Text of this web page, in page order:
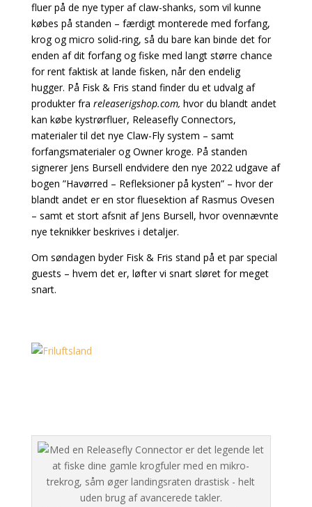
fluer på de nye typer af claw-shanks, som vil kunne
købes på standen – færdigt monterede med forfang,
krog og micro solid-ring, så du bare kan binde det for
enden af dit forfang og fiske med langt større chance
for rent faktisk at lande fisken, når den endelig
hugger. På Fisk & Fris stand finder du et udvalg af
produkter fra releaserigshop.com, hvor du blandt andet
kan købe kystrørfluer, Releasefly Connectors,
materialer til det nye Claw-Fly system – samt
forfangsmaterialer og Owner kroge. På standen
signerer Jens Bursell endvidere den nye 2022 udgave af
bogen ”Havørred – Refleksioner på kysten” – hvor der
blandt andet er en stor fluesektion af Rasmus Ovesen
– samt et stort afsnit af Jens Bursell, hvor ovennævnte
nye teknikker beskrives i detaljer.
Om søndagen byder Fisk & Fris stand på et par special
guests – hvem det er, løfter vi snart sløret for meget
snart.